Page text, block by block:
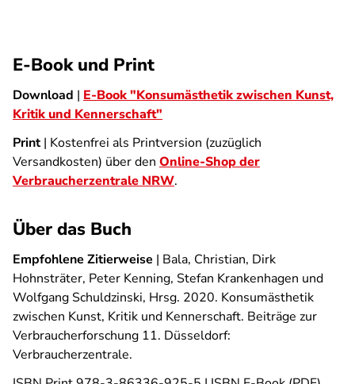
E-Book und Print
Download | E-Book "Konsumästhetik zwischen Kunst,
Kritik und Kennerschaft"
Print| Kostenfrei als Printversion (zuzüglich
Versandkosten) über den Online-Shop der
Verbraucherzentrale NRW.
Über das Buch
Empfohlene Zitierweise | Bala, Christian, Dirk
Hohnsträter, Peter Kenning, Stefan Krankenhagen und
Wolfgang Schuldzinski, Hrsg. 2020. Konsumästhetik
zwischen Kunst, Kritik und Kennerschaft. Beiträge zur
Verbraucherforschung 11. Düsseldorf:
Verbraucherzentrale.